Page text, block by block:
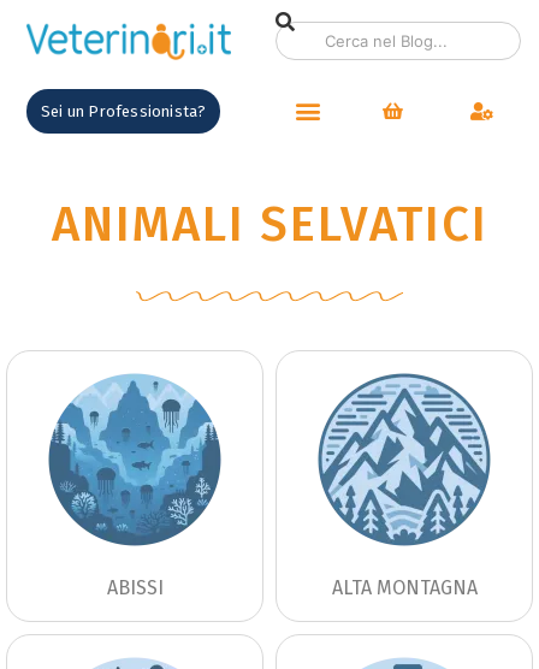
Sei un Professionista?
ANIMALI SELVATICI
ABISSI ALTA MONTAGNA